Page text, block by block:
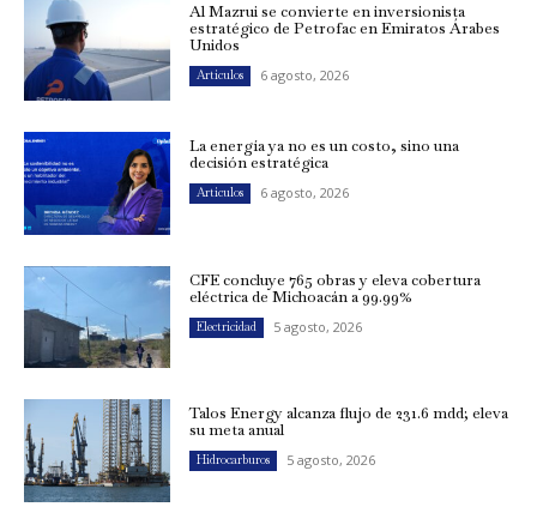
Al Mazrui se convierte en inversionista
estratégico de Petrofac en Emiratos Árabes
Unidos
Artículos 6 agosto, 2026
La energía ya no es un costo, sino una
decisión estratégica
Artículos 6 agosto, 2026
CFE concluye 765 obras y eleva cobertura
eléctrica de Michoacán a 99.99%
Electricidad 5 agosto, 2026
Talos Energy alcanza flujo de 231.6 mdd; eleva
su meta anual
Hidrocarburos 5 agosto, 2026